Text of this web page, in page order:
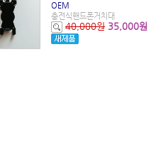
OEM
충전식핸드폰거치대
40,000원 35,000원